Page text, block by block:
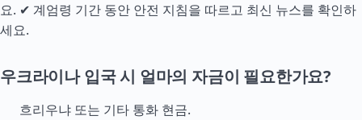
요. ✔ 계엄령 기간 동안 안전 지침을 따르고 최신 뉴스를 확인하
세요.
우크라이나 입국 시 얼마의 자금이 필요한가요?
흐리우냐 또는 기타 통화 현금.